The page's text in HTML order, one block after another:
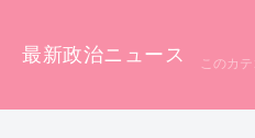
最新政治ニュース